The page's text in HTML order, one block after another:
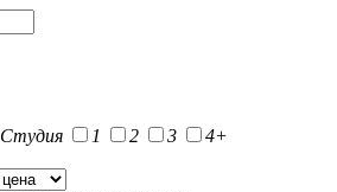
Студия 1 2 3
4+